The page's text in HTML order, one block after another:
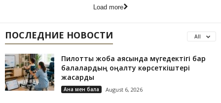
Load more
ПОСЛЕДНИЕ НОВОСТИ All
Пилоттық жоба аясында мүгедектігі бар
балалардың оңалту көрсеткіштері
жақсарды
Ана мен бала August 6, 2026